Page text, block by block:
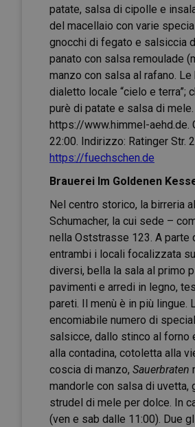
patate, salsa di cipolle e
del macellaio con varie
gnocchi di fegato e salsiccia
panato con salsa remoulade
manzo con salsa al rafano.
dialetto locale “cielo e terra”;
purè di patate e salsa di
https://www.himmel-aehd.de.
22:00. Indirizzo: Ratinger Str.
https://fuechschen.de
Brauerei Im Goldenen
Nel centro storico, la birreria
Schumacher, la cui sede –
nella Oststrasse 123. A parte
entrambi i locali focalizzata
diversi, bella la sala al primo
pavimenti e arredi in legno,
pareti. Il menù è in più lingue.
encomiabile numero di
salsicce, dallo stinco al forno
alla contadina, cotoletta alla
coscia di manzo, Sauerbraten
mandorle con salsa di uvetta,
strudel di mele per dolce. In
(ven e sab dalle 11:00). Due